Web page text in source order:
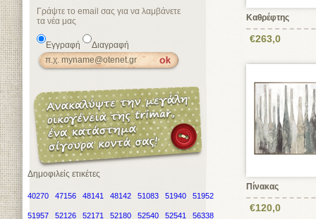
Γράψτε το email σας για να λαμβάνετε
τα νέα μας
Εγγραφή Διαγραφή
Δημοφιλείς ετικέτες
40270 47156 48141 48142 51083 51940 51952
51957 52126 52171 52180 52540 52541 56338
Καθρέφτης
€263,0
Πίνακας
€120,0